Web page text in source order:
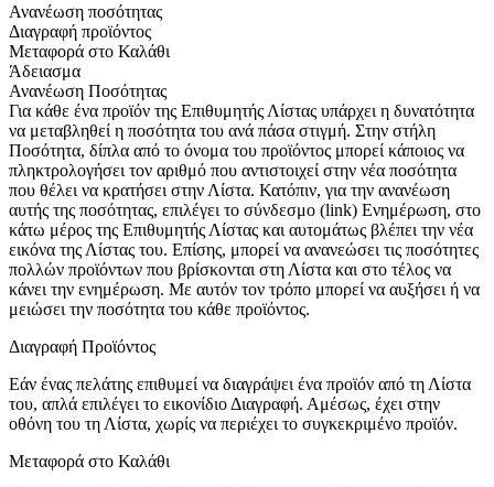
Ανανέωση ποσότητας
Διαγραφή προϊόντος
Μεταφορά στο Καλάθι
Άδειασμα
Ανανέωση Ποσότητας
Για κάθε ένα προϊόν της Επιθυμητής Λίστας υπάρχει η δυνατότητα
να μεταβληθεί η ποσότητα του ανά πάσα στιγμή. Στην στήλη
Ποσότητα, δίπλα από το όνομα του προϊόντος μπορεί κάποιος να
πληκτρολογήσει τον αριθμό που αντιστοιχεί στην νέα ποσότητα
που θέλει να κρατήσει στην Λίστα. Κατόπιν, για την ανανέωση
αυτής της ποσότητας, επιλέγει το σύνδεσμο (link) Ενημέρωση, στο
κάτω μέρος της Επιθυμητής Λίστας και αυτομάτως βλέπει την νέα
εικόνα της Λίστας του. Επίσης, μπορεί να ανανεώσει τις ποσότητες
πολλών προϊόντων που βρίσκονται στη Λίστα και στο τέλος να
κάνει την ενημέρωση. Με αυτόν τον τρόπο μπορεί να αυξήσει ή να
μειώσει την ποσότητα του κάθε προϊόντος.
Διαγραφή Προϊόντος
Εάν ένας πελάτης επιθυμεί να διαγράψει ένα προϊόν από τη Λίστα
του, απλά επιλέγει το εικονίδιο Διαγραφή. Αμέσως, έχει στην
οθόνη του τη Λίστα, χωρίς να περιέχει το συγκεκριμένο προϊόν.
Μεταφορά στο Καλάθι